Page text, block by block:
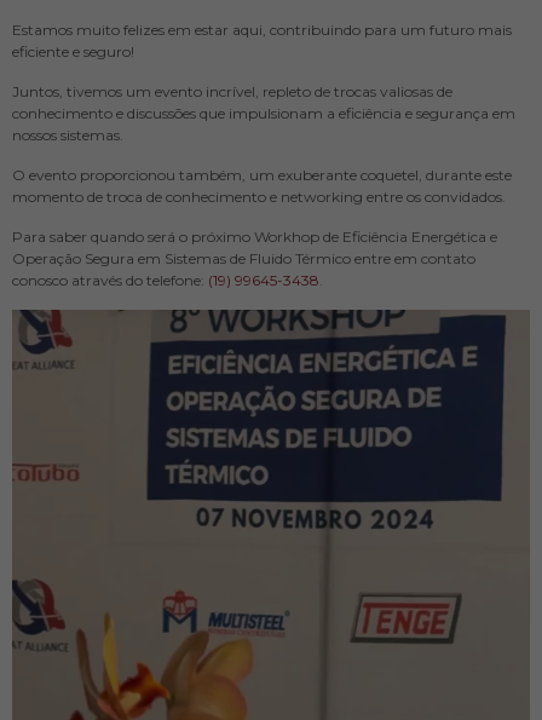
Estamos muito felizes em estar aqui, contribuindo para um futuro mais
eficiente e seguro!
Juntos, tivemos um evento incrível, repleto de trocas valiosas de
conhecimento e discussões que impulsionam a eficiência e segurança em
nossos sistemas.
O evento proporcionou também, um exuberante coquetel, durante este
momento de troca de conhecimento e networking entre os convidados.
Para saber quando será o próximo Workhop de Eficiência Energética e
Operação Segura em Sistemas de Fluido Térmico entre em contato
conosco através do telefone: (19) 99645-3438.